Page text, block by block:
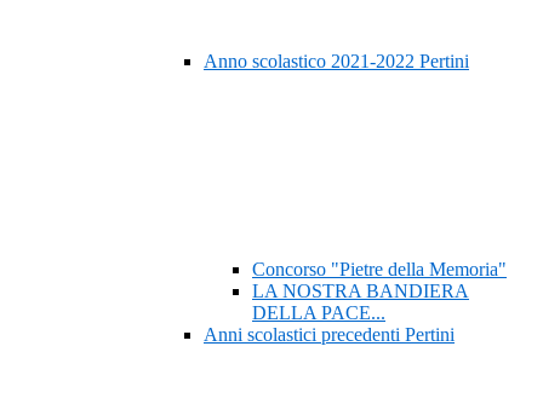
Anno scolastico 2021-2022 Pertini
Concorso "Pietre della Memoria"
LA NOSTRA BANDIERA
DELLA PACE...
Anni scolastici precedenti Pertini